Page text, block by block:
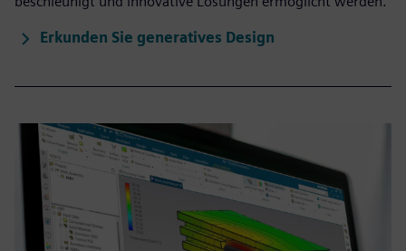
Erkunden Sie generatives Design